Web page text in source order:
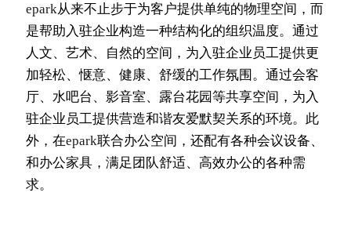
epark从来不止步于为客户提供单纯的物理空间，而
是帮助入驻企业构造一种结构化的组织温度。通过
人文、艺术、自然的空间，为入驻企业员工提供更
加轻松、惬意、健康、舒缓的工作氛围。通过会客
厅、水吧台、影音室、露台花园等共享空间，为入
驻企业员工提供营造和谐友爱默契关系的环境。此
外，在epark联合办公空间，还配有各种会议设备、
和办公家具，满足团队舒适、高效办公的各种需
求。